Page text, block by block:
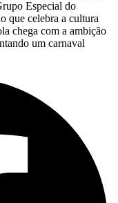
Especial do
que celebra a cultura
chega com a ambição
um carnaval